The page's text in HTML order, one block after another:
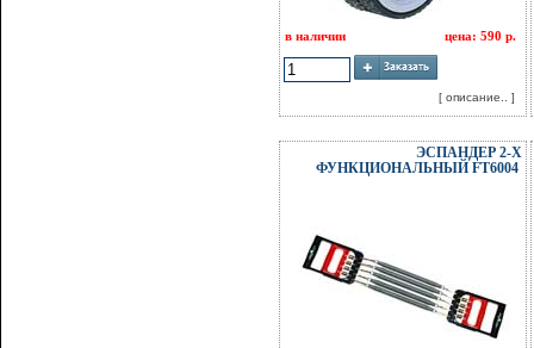
в наличии цена: 590 р.
[ описание.. ]
ЭСПАНДЕР 2-Х
ФУНКЦИОНАЛЬНЫЙ FT6004